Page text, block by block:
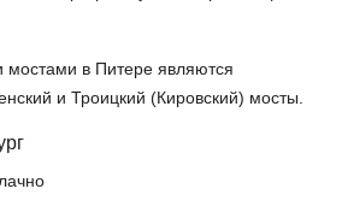
в Питере являются
и Троицкий (Кировский) мосты.